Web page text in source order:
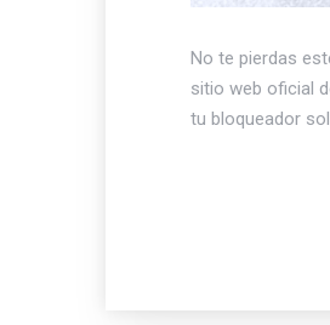
No te pierdas
sitio web oficial
tu bloqueador